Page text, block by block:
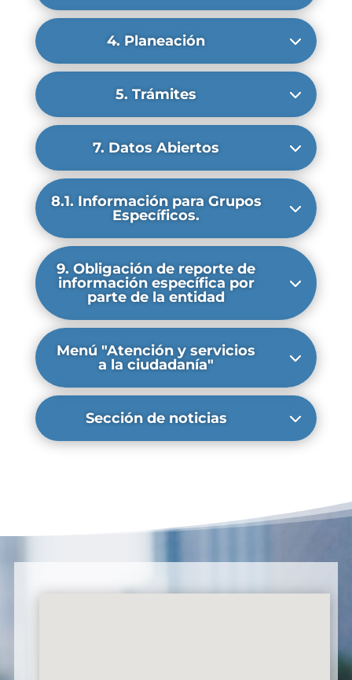
4. Planeación
5. Trámites
7. Datos Abiertos
8.1. Información para Grupos
Específicos.
9. Obligación de reporte de
información específica por
parte de la entidad
Menú "Atención y servicios
a la ciudadanía"
Sección de noticias